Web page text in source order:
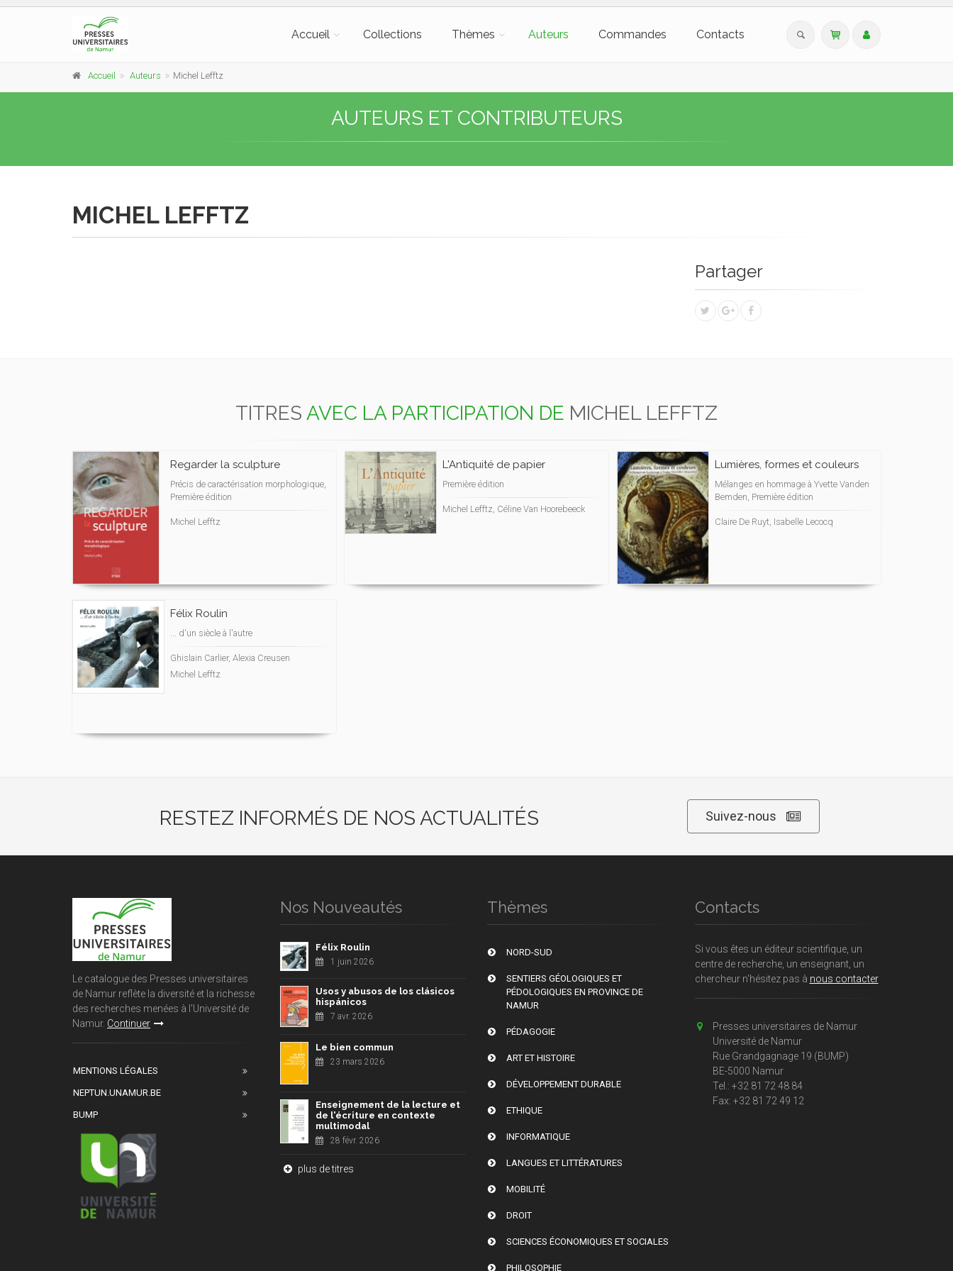
Accueil Collections Thèmes Auteurs Commandes Contacts
Accueil Auteurs Michel Lefftz
AUTEURS ET CONTRIBUTEURS
MICHEL LEFFTZ
Partager
TITRES AVEC LA PARTICIPATION DE MICHEL LEFFTZ
Regarder la sculpture
Précis de caractérisation morphologique,
Première édition
Michel Lefftz
L'Antiquité de papier
Première édition
Michel Lefftz, Céline Van Hoorebeeck
Lumières, formes et couleurs
Mélanges en hommage à Yvette Vanden
Bemden, Première édition
Claire De Ruyt, Isabelle Lecocq
Félix Roulin
... d'un siècle à l'autre
Ghislain Carlier, Alexia Creusen
Michel Lefftz
RESTEZ INFORMÉS DE NOS ACTUALITÉS Suivez-nous
Le catalogue des Presses universitaires
de Namur reflète la diversité et la richesse
des recherches menées à l'Université de
Namur. Continuer
MENTIONS LÉGALES
NEPTUN.UNAMUR.BE
BUMP
Nos Nouveautés
Félix Roulin
1 juin 2026
Usos y abusos de los clásicos
hispánicos
7 avr. 2026
Le bien commun
23 mars 2026
Enseignement de la lecture et
de l'écriture en contexte
multimodal
28 févr. 2026
plus de titres
Thèmes
NORD-SUD
SENTIERS GÉOLOGIQUES ET
PÉDOLOGIQUES EN PROVINCE DE
NAMUR
PÉDAGOGIE
ART ET HISTOIRE
DÉVELOPPEMENT DURABLE
ETHIQUE
INFORMATIQUE
LANGUES ET LITTÉRATURES
MOBILITÉ
DROIT
SCIENCES ÉCONOMIQUES ET SOCIALES
PHILOSOPHIE
Contacts
Si vous êtes un éditeur scientifique, un
centre de recherche, un enseignant, un
chercheur n'hésitez pas à nous contacter
Presses universitaires de Namur
Université de Namur
Rue Grandgagnage 19 (BUMP)
BE-5000 Namur
Tel.: +32 81 72 48 84
Fax: +32 81 72 49 12